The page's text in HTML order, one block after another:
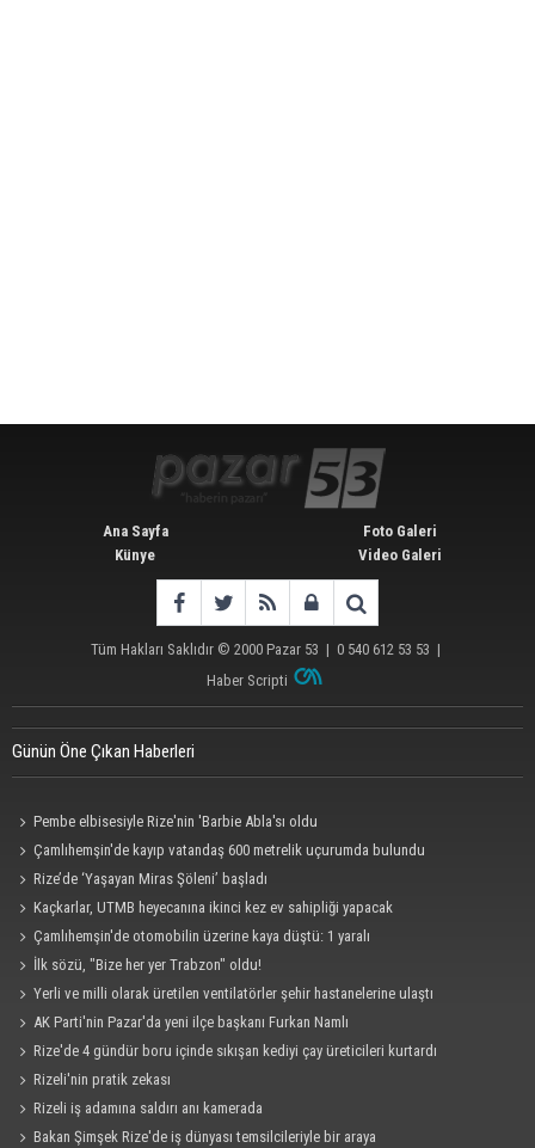
Ana Sayfa
Künye
Foto Galeri
Video Galeri
Tüm Hakları Saklıdır © 2000 Pazar 53 | 0 540 612 53 53 |
Haber Scripti
Günün Öne Çıkan Haberleri
Pembe elbisesiyle Rize'nin 'Barbie Abla'sı oldu
Çamlıhemşin'de kayıp vatandaş 600 metrelik uçurumda bulundu
Rize’de ‘Yaşayan Miras Şöleni’ başladı
Kaçkarlar, UTMB heyecanına ikinci kez ev sahipliği yapacak
Çamlıhemşin'de otomobilin üzerine kaya düştü: 1 yaralı
İlk sözü, "Bize her yer Trabzon" oldu!
Yerli ve milli olarak üretilen ventilatörler şehir hastanelerine ulaştı
AK Parti'nin Pazar'da yeni ilçe başkanı Furkan Namlı
Rize'de 4 gündür boru içinde sıkışan kediyi çay üreticileri kurtardı
Rizeli'nin pratik zekası
Rizeli iş adamına saldırı anı kamerada
Bakan Şimşek Rize'de iş dünyası temsilcileriyle bir araya